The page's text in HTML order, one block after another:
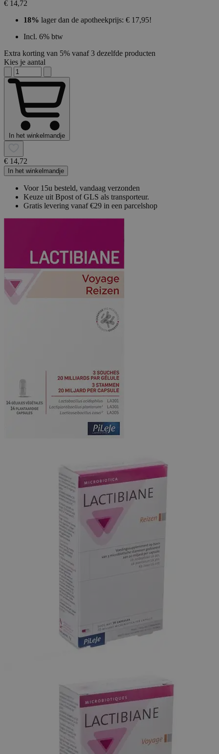
€ 14,72
18% lager dan de apotheekprijs: € 17,95!
Incl. 6% btw
Extra korting van 5% vanaf 3 dezelfde producten
Kies je aantal
In het winkelmandje
€ 14,72
In het winkelmandje
Voor 15u besteld, vandaag verzonden
Keuze uit Bpost of GLS als transporteur.
Gratis levering vanaf €29 in een parcelshop